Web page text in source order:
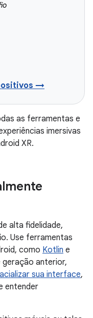
→
as ferramentas e
imersivas
XR.
alta fidelidade,
Use ferramentas
como Kotlin e
geração anterior,
sua interface,
entender